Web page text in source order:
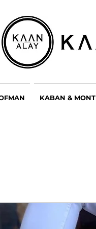
KABAN & MONT